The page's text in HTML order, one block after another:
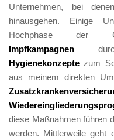
Unternehmen, bei
hinausgehen. Einige
Hochphase der
Impfkampagnen
Hygienekonzepte zum
diese Maßnahmen führen
werden. Mittlerweile